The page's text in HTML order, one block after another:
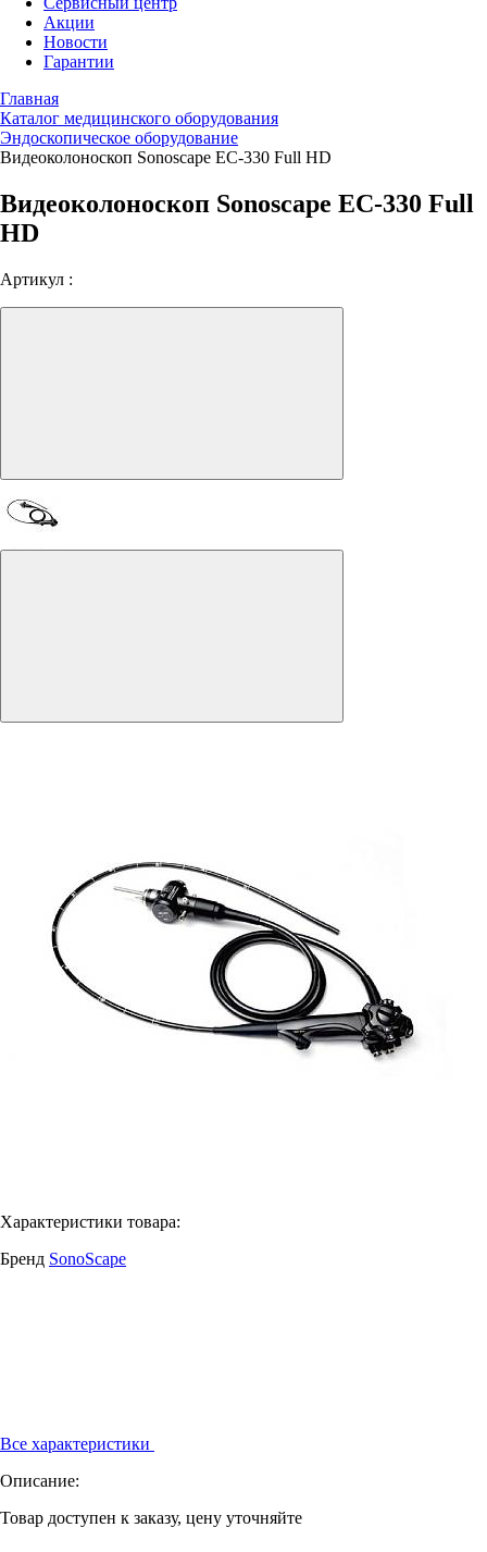
Акции
Новости
Гарантии
Главная
Каталог медицинского оборудования
Эндоскопическое оборудование
Видеоколоноскоп Sonoscape EC-330 Full HD
Видеоколоноскоп Sonoscape EC-330 Full
HD
Артикул :
Характеристики товара:
Бренд SonoScape
Все характеристики
Описание:
Товар доступен к заказу, цену уточняйте